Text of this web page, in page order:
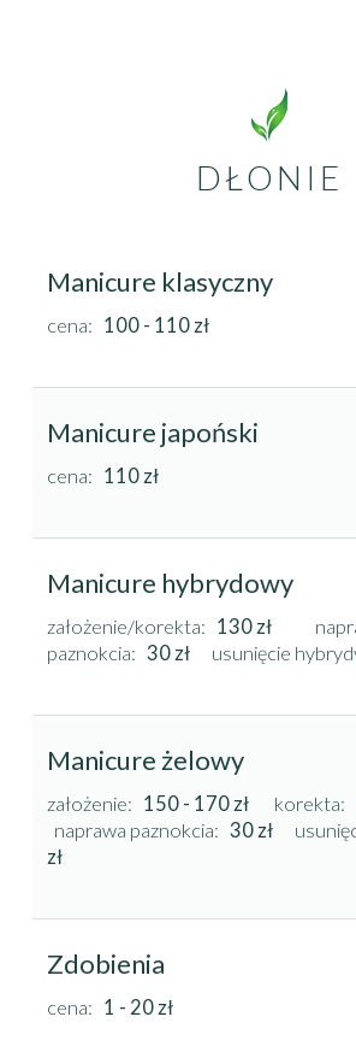
DŁONIE
Manicure klasyczny
cena: 100- 110 zł
Manicure japoński
cena: 110zł
Manicure hybrydowy
założenie/korekta: 130 zł
paznokcia: 30 zł usunięcie
Manicure żelowy
założenie: 150 - 170złkorekta:
naprawa paznokcia: 30 zł
zł
Zdobienia
cena: 1 - 20 zł